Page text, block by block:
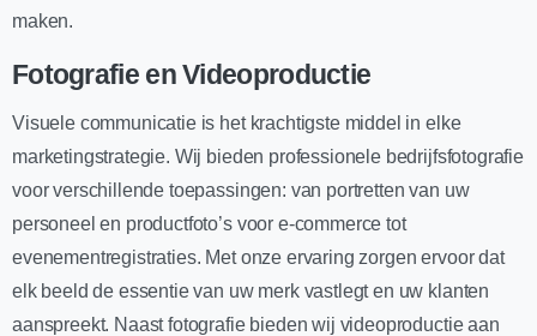
maken.
Fotografie en Videoproductie
Visuele communicatie is het krachtigste middel in elke
marketingstrategie. Wij bieden professionele bedrijfsfotografie
voor verschillende toepassingen: van portretten van uw
personeel en productfoto’s voor e-commerce tot
evenementregistraties. Met onze ervaring zorgen ervoor dat
elk beeld de essentie van uw merk vastlegt en uw klanten
aanspreekt. Naast fotografie bieden wij videoproductie aan